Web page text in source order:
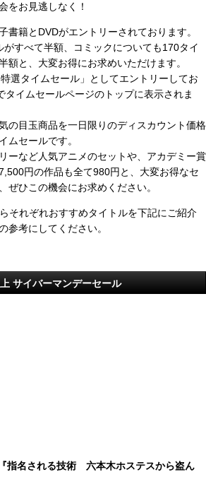
をお見逃しなく！
書籍とDVDがエントリーされております。
すべて半額、コミックについても170タイ
額と、大変お得にお求めいただけます。
選タイムセール」としてエントリーしてお
タイムセールページのトップに表示されま
の目玉商品を一日限りのディスカウント価格
ムセールです。
ーなど人気アニメのセットや、アカデミー賞
円の作品も全て980円と、大変お得なセ
ぜひこの機会にお求めください。
それぞれおすすめタイトルを下記にご紹介
参考にしてください。
サイバーマンデーセール
『指名される技術 六本木ホステスから盗ん